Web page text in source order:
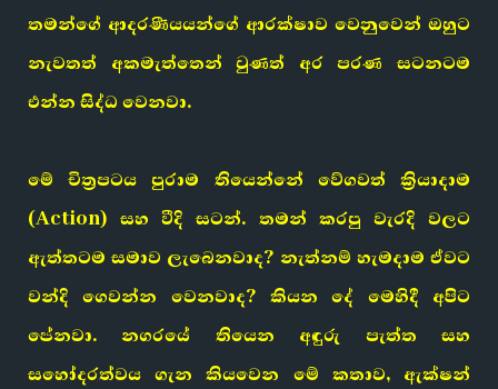
තමන්ගේ ආදරණීයයන්ගේ ආරක්ෂාව වෙනුවෙන් ඔහුට
නැවතත් අකමැත්තෙන් වුණත් අර පරණ සටනටම
එන්න සිද්ධ වෙනවා.
මේ චිත්‍රපටය පුරාම තියෙන්නේ වේගවත් ක්‍රියාදාම
(Action) සහ වීදි සටන්. තමන් කරපු වැරදි වලට
ඇත්තටම සමාව ලැබෙනවාද? නැත්නම් හැමදාම ඒවට
වන්දි ගෙවන්න වෙනවාද? කියන දේ මෙහිදී අපිට
පේනවා. නගරයේ තියෙන අඳුරු පැත්ත සහ
සහෝදරත්වය ගැන කියවෙන මේ කතාව, ඇක්ෂන්